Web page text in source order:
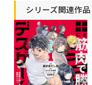
バカ～
シリーズ関連作品